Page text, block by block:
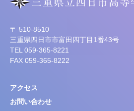
〒 510-8510
三重県四日市市富田四丁目1番43号
TEL 059-365-8221
FAX 059-365-8222
アクセス
お問い合わせ